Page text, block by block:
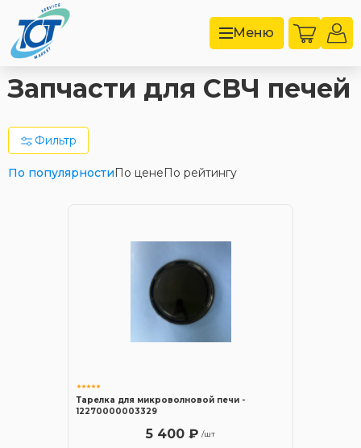
Меню
Запчасти для СВЧ печей
Фильтр
По популярностиПо ценеПо рейтингу
Тарелка для микроволновой печи -
12270000003329
5 400 ₽ /шт